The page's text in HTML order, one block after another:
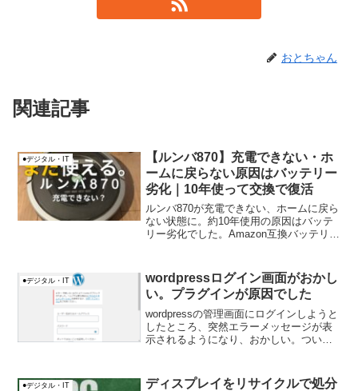
おとちゃん
関連記事
●デジタル・IT
【ルンバ870】充電できない・ホ
ームに戻らない原因はバッテリー
劣化｜10年使って交換で復活
ルンバ870が充電できない、ホームに戻ら
ない状態に。約10年使用の原因はバッテ
リー劣化でした。Amazon互換バッテリー
●デジタル・IT
wordpressログイン画面がおかし
い。プラグインが原因でした
wordpressの管理画面にログインしようと
したところ、突然エラーメッセージが表
示されるようになり、おかしい。ついで
い何故？
●デジタル・IT
ディスプレイをリサイクルで処分